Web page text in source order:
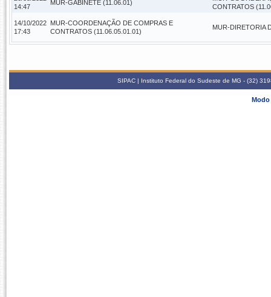
14:47
MUR-GABINETE (11.06.01)
CONTRATOS
14/10/2022
17:43
MUR-COORDENAÇÃO DE COMPRAS E
CONTRATOS (11.06.05.01.01)
MUR-DIRETORIA
SIPAC | Instituto Federal do Sudeste de MG - (32)
Modo